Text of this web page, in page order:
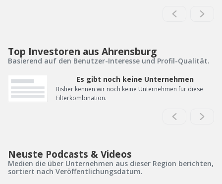
Top Investoren aus Ahrensburg
Basierend auf den Benutzer-Interesse und Profil-Qualität.
Es gibt noch keine Unternehmen
Bisher kennen wir noch keine Unternehmen für diese
Filterkombination.
Neuste Podcasts & Videos
Medien die über Unternehmen aus dieser Region berichten,
sortiert nach Veröffentlichungsdatum.